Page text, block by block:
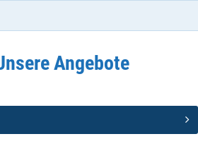
Angebote